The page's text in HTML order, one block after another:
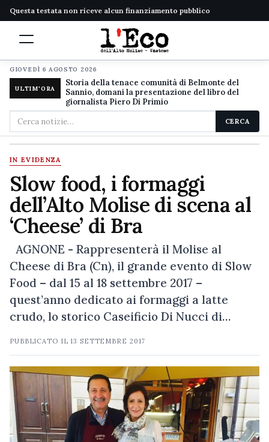
Questa testata non riceve alcun finanziamento pubblico
GIOVEDÌ 6 AGOSTO 2026
ULTIM'ORA
Storia della tenace comunità di Belmonte del
Sannio, domani la presentazione del libro del
giornalista Piero Di Primio
Cerca
nel
sito
CERCA
IN EVIDENZA
Slow food, i formaggi
dell’Alto Molise di scena al
‘Cheese’ di Bra
AGNONE - Rappresenterà il Molise al
Cheese di Bra (Cn), il grande evento di Slow
Food – dal 15 al 18 settembre 2017 –
quest’anno dedicato ai formaggi a latte
crudo, lo storico Caseificio Di Nucci di…
PUBBLICATO IL13 SETTEMBRE 2017